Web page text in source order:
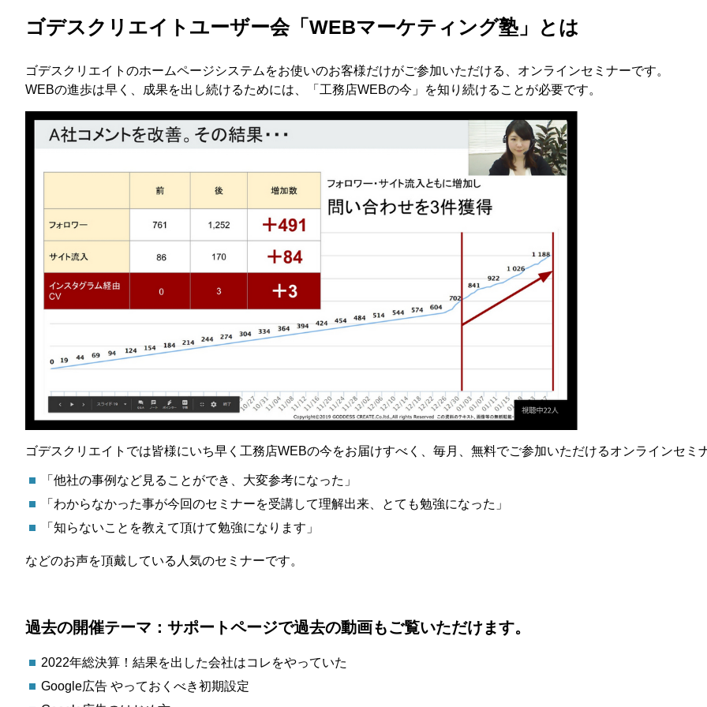
ゴデスクリエイトユーザー会「WEBマーケティング塾」とは
ゴデスクリエイトのホームページシステムをお使いのお客様だけがご参加いただける、オンラインセミナーです。
WEBの進歩は早く、成果を出し続けるためには、「工務店WEBの今」を知り続けることが必要です。
ゴデスクリエイトでは皆様にいち早く工務店WEBの今をお届けすべく、毎月、無料でご参加いただけるオンラインセミ
「他社の事例など見ることができ、大変参考になった」
「わからなかった事が今回のセミナーを受講して理解出来、とても勉強になった」
「知らないことを教えて頂けて勉強になります」
などのお声を頂戴している人気のセミナーです。
過去の開催テーマ：サポートページで過去の動画もご覧いただけます。
2022年総決算！結果を出した会社はコレをやっていた
Google広告 やっておくべき初期設定